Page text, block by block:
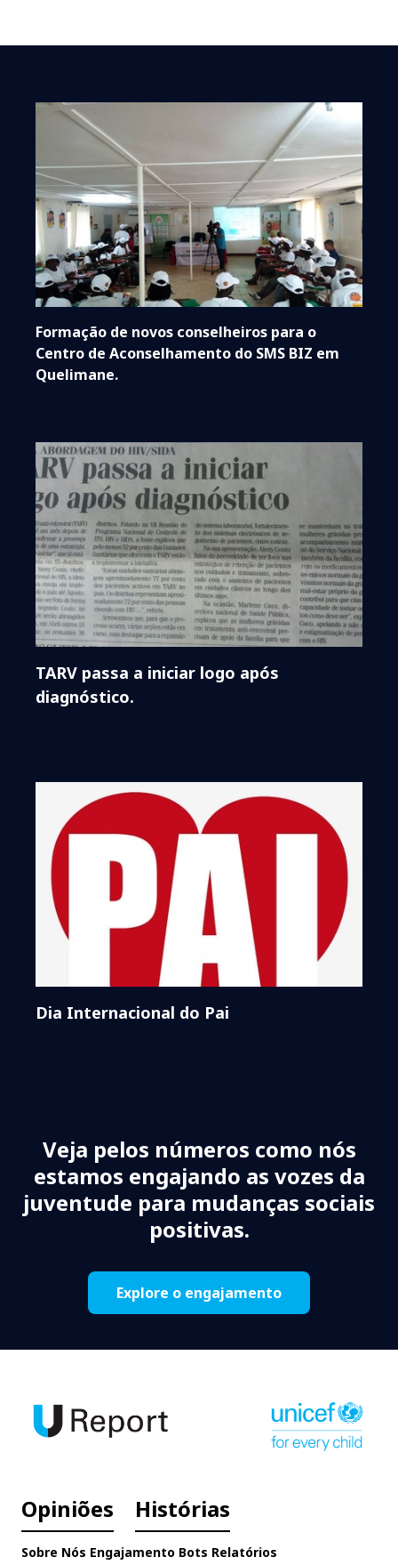
Formação de novos conselheiros para o
Centro de Aconselhamento do SMS BIZ em
Quelimane.
TARV passa a iniciar logo após
diagnóstico.
Dia Internacional do Pai
Veja pelos números como nós
estamos engajando as vozes da
juventude para mudanças sociais
positivas.
Explore o engajamento
Opiniões Histórias
Sobre Nós Engajamento Bots Relatórios